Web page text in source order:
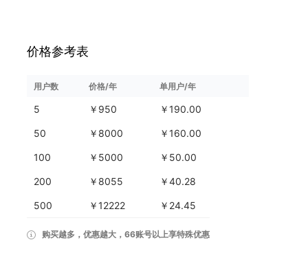
价格参考表
用户数 价格/年 单用户/年
5 ￥950 ￥190.00
50 ￥8000 ￥160.00
100 ￥5000 ￥50.00
200 ￥8055 ￥40.28
500 ￥12222 ￥24.45
购买越多，优惠越大，66账号以上享特殊优惠